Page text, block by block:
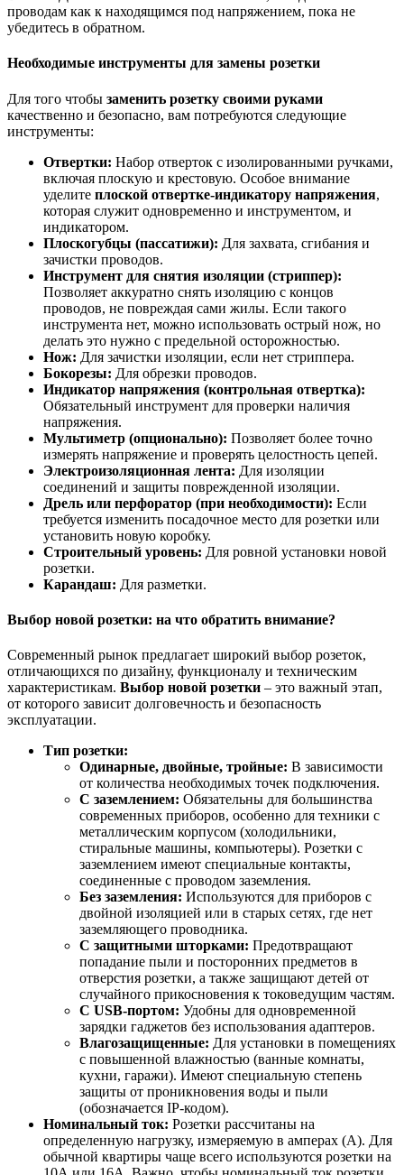
проводам как к находящимся под напряжением, пока не
убедитесь в обратном.
Необходимые инструменты для замены розетки
Для того чтобы заменить розетку своими руками
качественно и безопасно, вам потребуются следующие
инструменты:
Отвертки: Набор отверток с изолированными ручками,
включая плоскую и крестовую. Особое внимание
уделите плоской отвертке-индикатору напряжения,
которая служит одновременно и инструментом, и
индикатором.
Плоскогубцы (пассатижи): Для захвата, сгибания и
зачистки проводов.
Инструмент для снятия изоляции (стриппер):
Позволяет аккуратно снять изоляцию с концов
проводов, не повреждая сами жилы. Если такого
инструмента нет, можно использовать острый нож, но
делать это нужно с предельной осторожностью.
Нож: Для зачистки изоляции, если нет стриппера.
Бокорезы: Для обрезки проводов.
Индикатор напряжения (контрольная отвертка):
Обязательный инструмент для проверки наличия
напряжения.
Мультиметр (опционально): Позволяет более точно
измерять напряжение и проверять целостность цепей.
Электроизоляционная лента: Для изоляции
соединений и защиты поврежденной изоляции.
Дрель или перфоратор (при необходимости): Если
требуется изменить посадочное место для розетки или
установить новую коробку.
Строительный уровень: Для ровной установки новой
розетки.
Карандаш: Для разметки.
Выбор новой розетки: на что обратить внимание?
Современный рынок предлагает широкий выбор розеток,
отличающихся по дизайну, функционалу и техническим
характеристикам. Выбор новой розетки – это важный этап,
от которого зависит долговечность и безопасность
эксплуатации.
Тип розетки:
Одинарные, двойные, тройные: В зависимости
от количества необходимых точек подключения.
С заземлением: Обязательны для большинства
современных приборов, особенно для техники с
металлическим корпусом (холодильники,
стиральные машины, компьютеры). Розетки с
заземлением имеют специальные контакты,
соединенные с проводом заземления.
Без заземления: Используются для приборов с
двойной изоляцией или в старых сетях, где нет
заземляющего проводника.
С защитными шторками: Предотвращают
попадание пыли и посторонних предметов в
отверстия розетки, а также защищают детей от
случайного прикосновения к токоведущим частям.
С USB-портом: Удобны для одновременной
зарядки гаджетов без использования адаптеров.
Влагозащищенные: Для установки в помещениях
с повышенной влажностью (ванные комнаты,
кухни, гаражи). Имеют специальную степень
защиты от проникновения воды и пыли
(обозначается IP-кодом).
Номинальный ток: Розетки рассчитаны на
определенную нагрузку, измеряемую в амперах (А). Для
обычной квартиры чаще всего используются розетки на